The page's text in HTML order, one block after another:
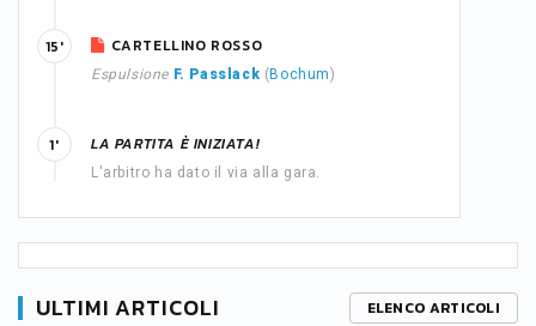
CARTELLINO ROSSO
Espulsione F. Passlack ( Bochum)
15'
LA PARTITA È INIZIATA!
L'arbitro ha dato il via alla gara.
1'
ULTIMI ARTICOLI ELENCO ARTICOLI